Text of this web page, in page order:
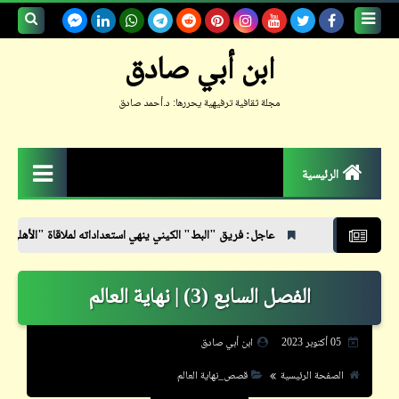
ابن أبي صادق
مجلة ثقافية ترفيهية يحررها: د.أحمد صادق
الرئيسية
حكم
حواديت
حوار
عاجل: فريق "البط" الكيني ينهي استعداداته لملاقاة "الأهلي" بعد تخطّينا
الفصل السابع (3) | نهاية العالم
05 أكتوبر 2023
ابن أبي صادق
الصفحة الرئيسية
قصص_نهاية العالم